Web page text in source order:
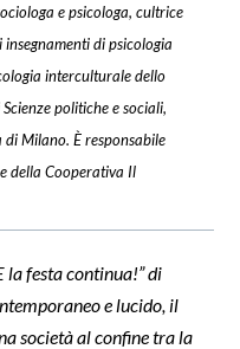
e psicologa, cultrice
di psicologia
interculturale dello
politiche e sociali,
Milano. È responsabile
della Cooperativa Il
festa continua!” di
e lucido, il
società al confine tra la